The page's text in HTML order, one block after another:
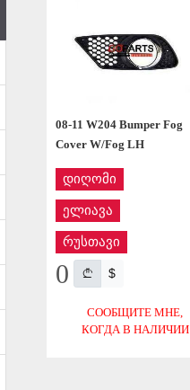
08-11 W204 Bumper Fog
Cover W/Fog LH
დიღომი
ელიავა
რუსთავი
0 $
СООБЩИТЕ МНЕ,
КОГДА В НАЛИЧИИ